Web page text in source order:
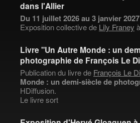
dans l'Allier
Du 11 juillet 2026 au 3 janvier 2027
Exposition collective de Lily Franey
Livre "Un Autre Monde : un
photographie de François Le
Publication du livre de François Le
Monde : un demi-siècle de
HDiffusion.
Le livre sort